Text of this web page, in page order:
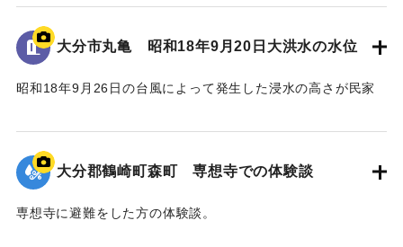
水位は地面から3.5 mの位置に示されている。
｜固有コード:00481081
大分市丸亀 昭和18年9月20日大洪水の水位
昭和18年9月26日の台風によって発生した浸水の高さが民家
れている。
｜固有コード:00481080
大分郡鶴崎町森町 専想寺での体験談
専想寺に避難をした方の体験談。